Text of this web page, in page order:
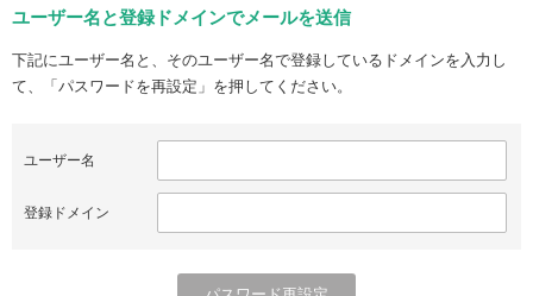
ユーザー名と登録ドメインでメールを送信
下記にユーザー名と、そのユーザー名で登録しているドメインを入力し
て、「パスワードを再設定」を押してください。
ユーザー名
登録ドメイン